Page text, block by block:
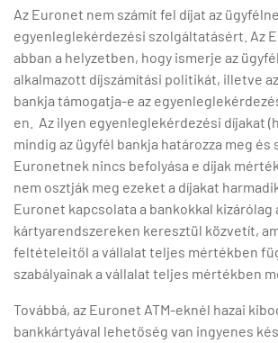
Az Euronet nem számít fel díjat az
egyenleglekérdezési szolgáltatásért. Az
abban a helyzetben, hogy ismerje az
alkalmazott díjszámítási politikát, illetve
bankja támogatja-e az
en. Az ilyen egyenleglekérdezési díjakat
mindig az ügyfél bankja határozza meg és
Euronetnek nincs befolyása e díjak
nem osztják meg ezeket a díjakat
Euronet kapcsolata a bankokkal kizárólag
kártyarendszereken keresztül közvetít,
feltételeitől a vállalat teljes mértékben
szabályainak a vállalat teljes mértékben
Továbbá, az Euronet ATM-eknél hazai
bankkártyával lehetőség van ingyenes